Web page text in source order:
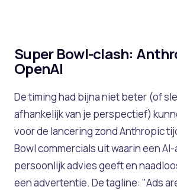
Super Bowl-clash:
OpenAI
De timing had bijna niet beter (of
afhankelijk van je perspectief)
voor de lancering zond Anthropic
Bowl commercials uit waarin een
persoonlijk advies geeft en
een advertentie. De tagline: "Ads